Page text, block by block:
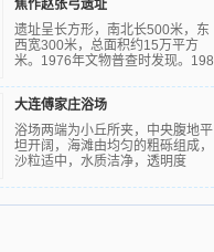
焦作赵张弓遗址
遗址呈长方形，南北长500米，东
西宽300米，总面积约15万平方
米。1976年文物普查时发现。198
大连傅家庄浴场
浴场两端为小丘所夹，中央腹地平
坦开阔，海滩由均匀的粗砾组成，
沙粒适中，水质洁净，透明度